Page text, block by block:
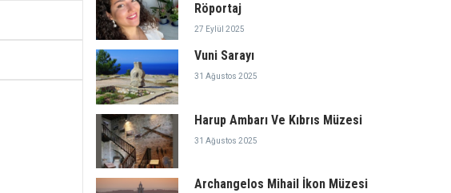
Röportaj
27 Eylül 2025
Vuni Sarayı
31 Ağustos 2025
Harup Ambarı Ve Kıbrıs Müzesi
31 Ağustos 2025
Archangelos Mihail İkon Müzesi